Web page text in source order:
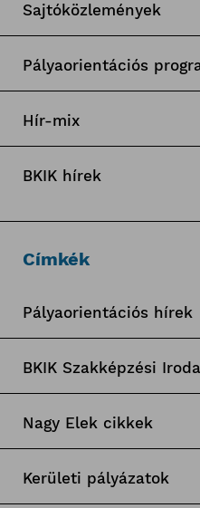
Sajtóközlemények
Pályaorientációs
Hír-mix
BKIK hírek
Címkék
Pályaorientációs hírek
BKIK Szakképzési
Nagy Elek cikkek
Kerületi pályázatok